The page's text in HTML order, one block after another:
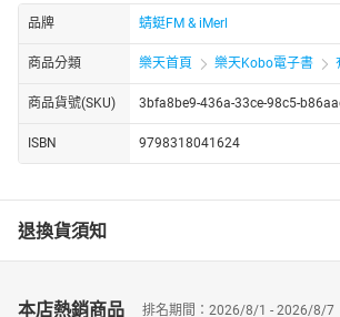
在大明王朝的侦探生涯中，他遇到了形形色色
综复杂的案件。他运用现代的侦查手段，结合
一次次地拨开云雾，让真相大白于天下。他的
罪犯无处遁形，更让百姓们感受到了正义的温
然而，作为大明第一神探，他的道路并非一帆
狡猾的罪犯和复杂的案情，还要应对来自朝堂
恶。但他始终坚守着自己的信念，用智慧和勇
让真相逐渐浮出水面。他的名声也传遍了大江
中的英雄和传奇。
品牌 蜻蜓FM & iMerl
商品分類 樂天首頁 樂天Kobo電子書
商品貨號(SKU) 3bfa8be9-436a-33ce-98c5-
ISBN 9798318041624
退換貨須知
本店熱銷商品 排名期間：2026/8/1 - 2026/8/7